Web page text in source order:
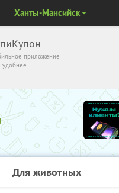
приложение
Ханты-Мансийск
Для животных